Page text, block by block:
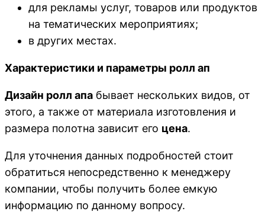
для рекламы услуг, товаров или продуктов
на тематических мероприятиях;
в других местах.
Характеристики и параметры ролл ап
Дизайн ролл апа бывает нескольких видов, от
этого, а также от материала изготовления и
размера полотна зависит его цена.
Для уточнения данных подробностей стоит
обратиться непосредственно к менеджеру
компании, чтобы получить более емкую
информацию по данному вопросу.